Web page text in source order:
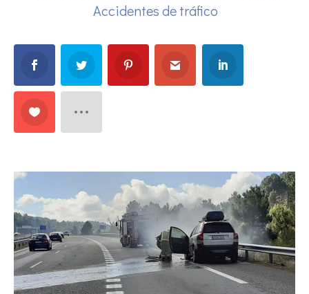
Accidentes de tráfico